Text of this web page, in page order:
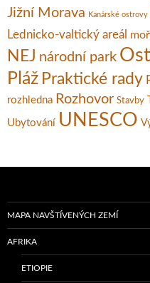
Jižní Morava Kanárské ostrovy
Lednicko-valtický areál
NEJ národní park
Pláž Praktické rady
rozhledna Rozhovor Stavby
Ubytování UNESCO
MAPA NAVŠTÍVENÝCH ZEMÍ
AFRIKA
ETIOPIE